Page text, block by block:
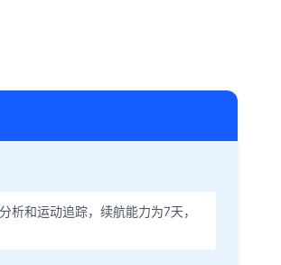
析和运动追踪，续航能力为7天，